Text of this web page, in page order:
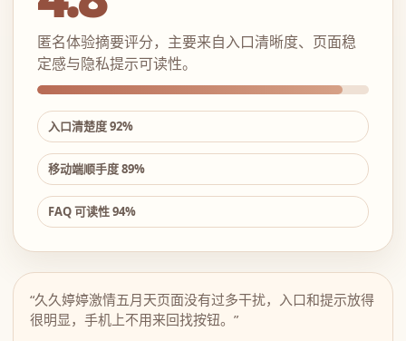
匿名体验摘要评分，主要来自入口清晰度、页面稳
定感与隐私提示可读性。
入口清楚度 92%
移动端顺手度 89%
FAQ 可读性 94%
“久久婷婷激情五月天页面没有过多干扰，入口和提示放得
很明显，手机上不用来回找按钮。”